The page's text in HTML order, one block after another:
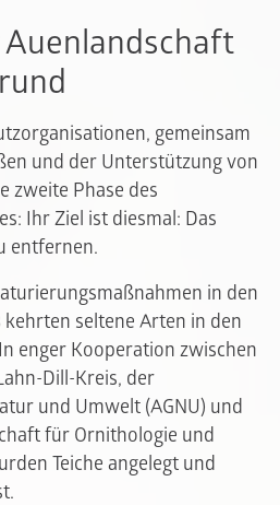
Auenlandschaft
gemeinsam
und der Unterstützung von
zweite Phase des
Ihr Ziel ist diesmal: Das
entfernen.
in den
seltene Arten in den
enger Kooperation zwischen
Dill-Kreis, der
und Umwelt (AGNU) und
für Ornithologie und
Teiche angelegt und